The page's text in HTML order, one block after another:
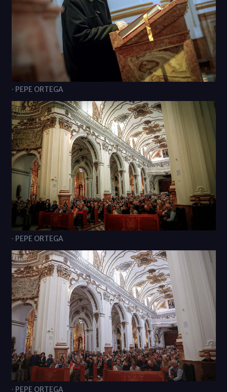
· PEPE ORTEGA
· PEPE ORTEGA
· PEPE ORTEGA